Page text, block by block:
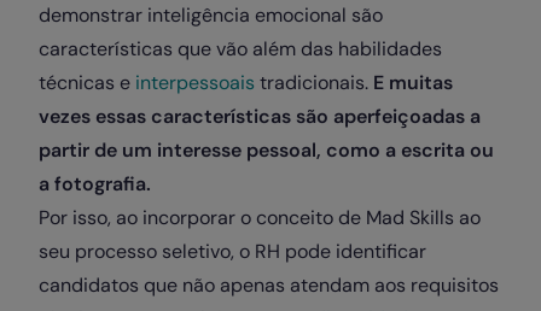
demonstrar inteligência emocional são
características que vão além das habilidades
técnicas e interpessoais tradicionais. E muitas
vezes essas características são aperfeiçoadas a
partir de um interesse pessoal, como a escrita ou
a fotografia.
Por isso, ao incorporar o conceito de Mad Skills ao
seu processo seletivo, o RH pode identificar
candidatos que não apenas atendam aos requisitos